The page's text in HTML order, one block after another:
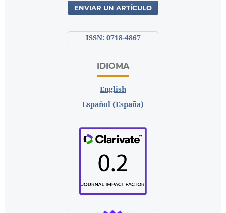
ENVIAR UN ARTÍCULO
ISSN: 0718-4867
IDIOMA
English
Español (España)